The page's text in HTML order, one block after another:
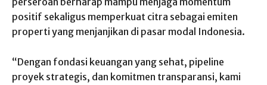
positif sekaligus memperkuat citra sebagai emiten
properti yang menjanjikan di pasar modal Indonesia.
“Dengan fondasi keuangan yang sehat, pipeline
proyek strategis, dan komitmen transparansi, kami